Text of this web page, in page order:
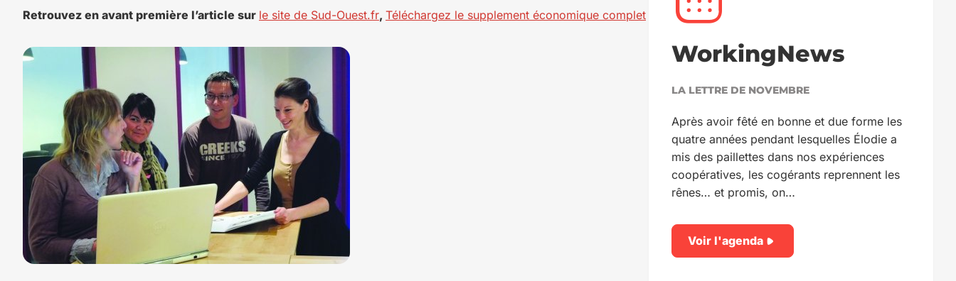
Retrouvez en avant première l’article sur le site de Sud-Ouest.fr, Téléchargez le supplement économique complet
WorkingNews
LA LETTRE DE NOVEMBRE
Après avoir fêté en bonne et due forme les
quatre années pendant lesquelles Élodie a
mis des paillettes dans nos expériences
coopératives, les cogérants reprennent les
rênes… et promis, on…
Voir l'agenda